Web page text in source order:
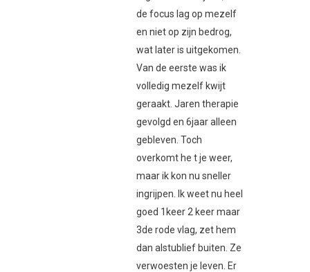
de focus lag op mezelf
en niet op zijn bedrog,
wat later is uitgekomen.
Van de eerste was ik
volledig mezelf kwijt
geraakt. Jaren therapie
gevolgd en 6jaar alleen
gebleven. Toch
overkomt he t je weer,
maar ik kon nu sneller
ingrijpen. Ik weet nu heel
goed 1keer 2 keer maar
3de rode vlag, zet hem
dan alstublief buiten. Ze
verwoesten je leven. Er